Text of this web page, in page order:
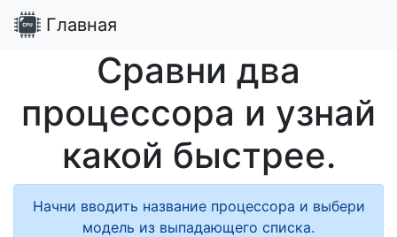
Главная
Сравни два
процессора и узнай
какой быстрее.
Начни вводить название процессора и выбери
модель из выпадающего списка.